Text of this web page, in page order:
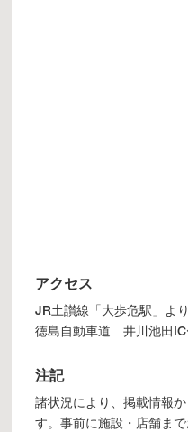
アクセス
JR土讃線「大歩危駅」よ
徳島自動車道 井川池田IC
注記
諸状況により、掲載情報
す。事前に施設・店舗ま